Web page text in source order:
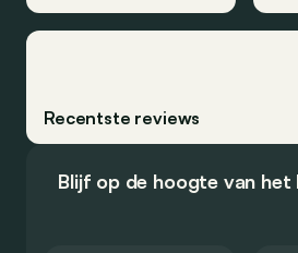
Recentste reviews
Blijf op de hoogte van het